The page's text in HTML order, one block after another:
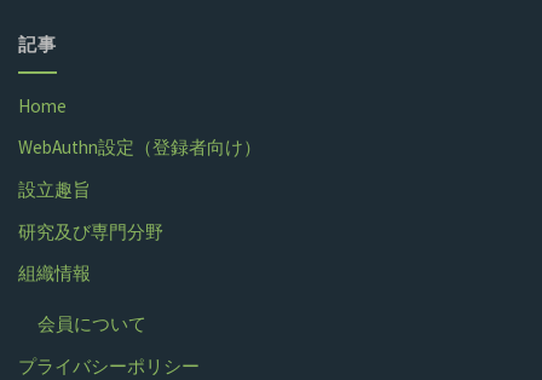
記事
Home
WebAuthn設定（登録者向け）
設立趣旨
研究及び専門分野
組織情報
会員について
プライバシーポリシー